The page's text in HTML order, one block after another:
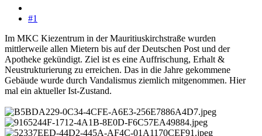
#1
Im MKC Kiezentrum in der Mauritiuskirchstraße wurden
mittlerweile allen Mietern bis auf der Deutschen Post und der
Apotheke gekündigt. Ziel ist es eine Auffrischung, Erhalt &
Neustrukturierung zu erreichen. Das in die Jahre gekommene
Gebäude wurde durch Vandalismus ziemlich mitgenommen. Hier
mal ein aktueller Ist-Zustand.